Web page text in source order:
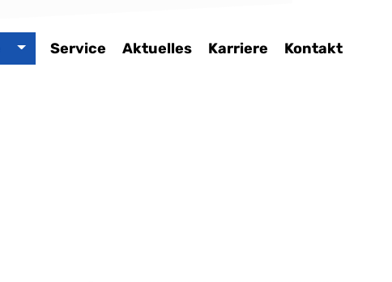
Service Aktuelles Karriere Kontakt